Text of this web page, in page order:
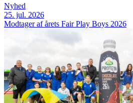
Nyhed
25. jul. 2026
Modtager af årets Fair Play Boys 2026